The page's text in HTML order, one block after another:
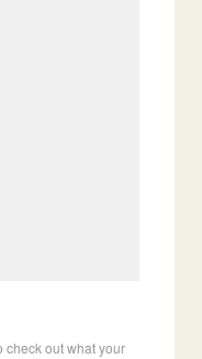
check out what your